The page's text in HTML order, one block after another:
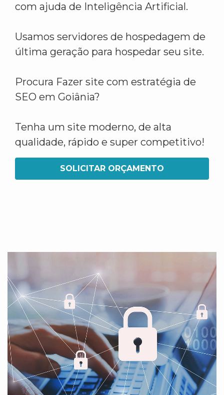
com ajuda de Inteligência Artificial.
Usamos servidores de hospedagem de
última geração para hospedar seu site.
Procura Fazer site com estratégia de
SEO em Goiânia?
Tenha um site moderno, de alta
qualidade, rápido e super competitivo!
SOLICITAR ORÇAMENTO